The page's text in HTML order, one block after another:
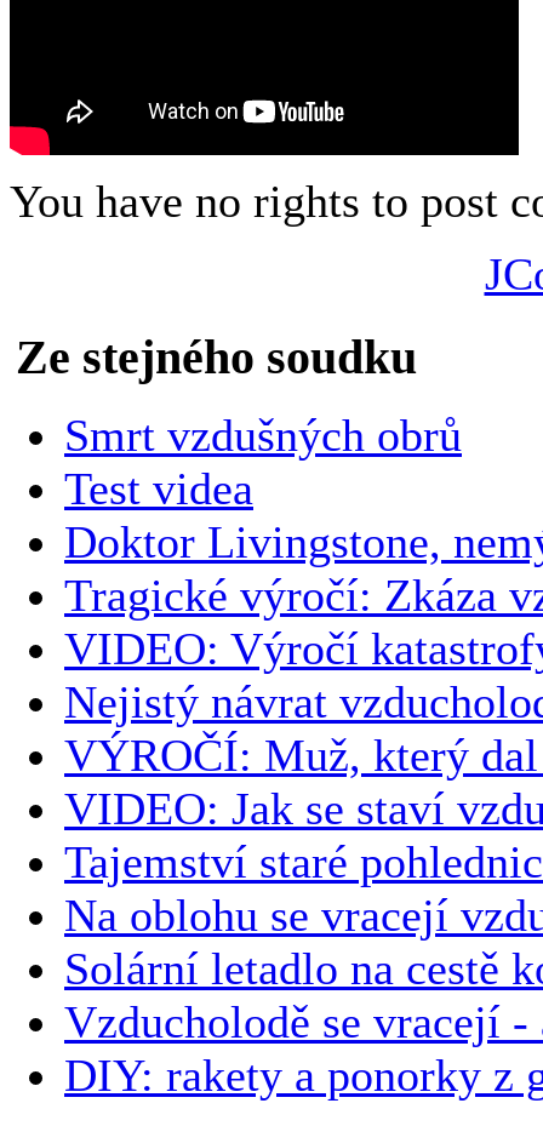
You have no rights to post
Ze stejného soudku
Smrt vzdušných obrů
Test videa
Doktor Livingstone,
Tragické výročí: Zkáza
VIDEO: Výročí
Nejistý návrat
VÝROČÍ: Muž, který
VIDEO: Jak se staví
Tajemství staré
Na oblohu se vracejí
Solární letadlo na cestě
Vzducholodě se vracejí -
DIY: rakety a ponorky z